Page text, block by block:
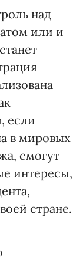
над
или и
если
в мировых
смогут
интересы,
стране.